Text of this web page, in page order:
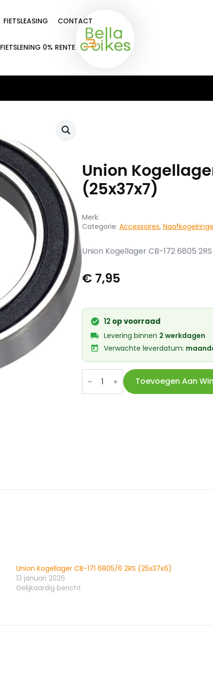
FIETSLEASING CONTACT
FIETSLENING 0% RENTE
Union
(25x37x7)
Merk:
Categorie: Accessoires,
Union Kogellager CB-172 6805
€ 7,95
12op voorraad
Levering binnen 2 werkdagen
Verwachte leverdatum:
Union
Kogellager
172
Toevoegen Aan
Union Kogellager CB-171 6805/6 2RS (25x37x6)
13 januari 2026
Gelijkaardig bericht